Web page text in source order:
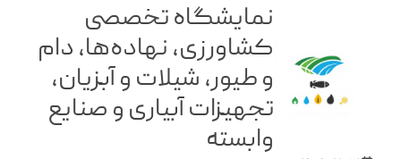
نمایشگاه تخصصی
کشاورزی، نهاده‌ها، دام
و طیور، شیلات و آبزیان،
تجهیزات آبیاری و صنایع
وابسته